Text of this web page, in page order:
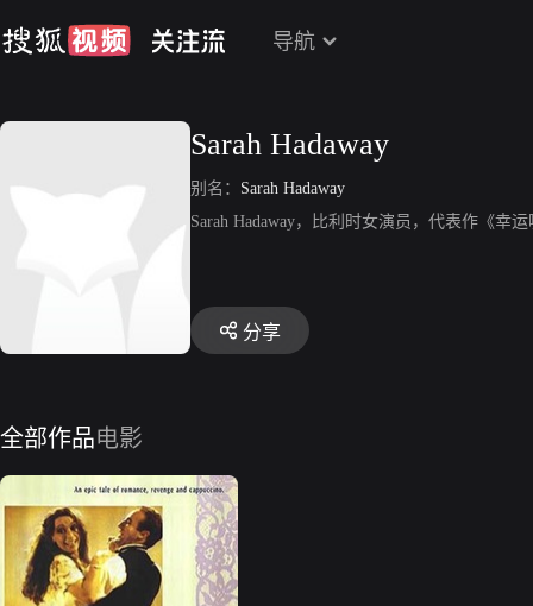
导航
Sarah Hadaway
别名： Sarah Hadaway
Sarah Hadaway，比利时女演员，代表作《幸
分享
全部作品电影